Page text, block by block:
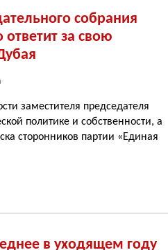
собрания
за свою
заместителя председателя
политике и собственности, а
сторонников партии «Единая
в уходящем году